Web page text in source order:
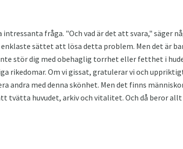
intressanta fråga. "Och vad är det att svara,"
sättet att lösa detta problem. Men det är
stör dig med obehaglig torrhet eller fetthet i
rikedomar. Om vi ​​gissat, gratulerar vi och
andra med denna skönhet. Men det finns
tvätta huvudet, arkiv och vitalitet. Och då beror